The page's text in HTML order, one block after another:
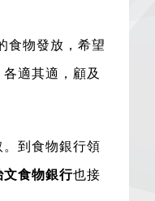
食物發放，希望
適其適，顧及
到食物銀行領
文食物銀行也接